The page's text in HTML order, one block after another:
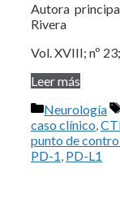
Autora
Rivera
Vol. XVIII; nº
Leer más
Categorías
Neurología
caso clínico,
punto de
PD-1, PD-L1